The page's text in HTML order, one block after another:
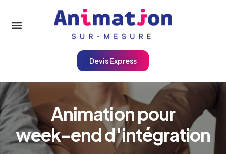
Devis Express
Animationpour
week-endd'intégration